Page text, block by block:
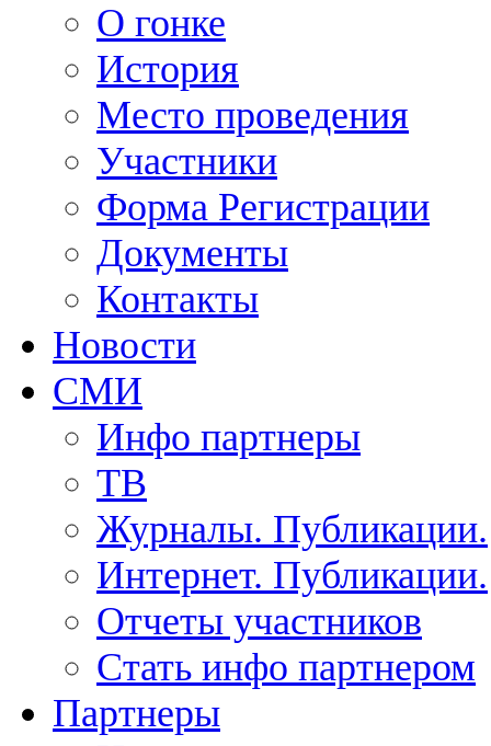
О гонке
История
Место проведения
Участники
Форма Регистрации
Документы
Контакты
Новости
СМИ
Инфо партнеры
ТВ
Журналы. Публикации.
Интернет. Публикации.
Отчеты участников
Стать инфо партнером
Партнеры